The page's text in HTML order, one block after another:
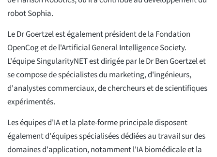
robot Sophia.
Le Dr Goertzel est également président de la Fondation
OpenCog et de l'Artificial General Intelligence Society.
L'équipe SingularityNET est dirigée par le Dr Ben Goertzel et
se compose de spécialistes du marketing, d'ingénieurs,
d'analystes commerciaux, de chercheurs et de scientifiques
expérimentés.
Les équipes d'IA et la plate-forme principale disposent
également d'équipes spécialisées dédiées au travail sur des
domaines d'application, notamment l'IA biomédicale et la